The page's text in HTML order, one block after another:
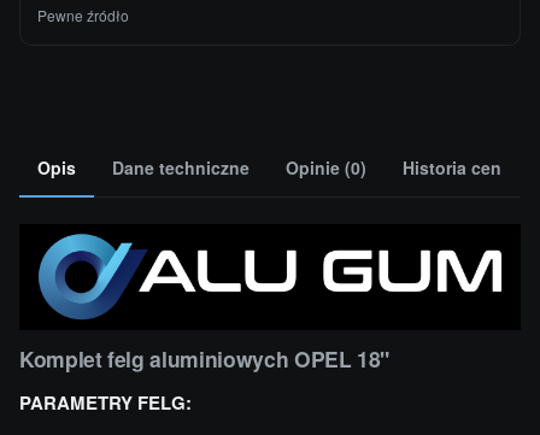
Pewne źródło
Opis Dane techniczne Opinie (0) Historia cen
Komplet felg aluminiowych OPEL 18"
PARAMETRY FELG: